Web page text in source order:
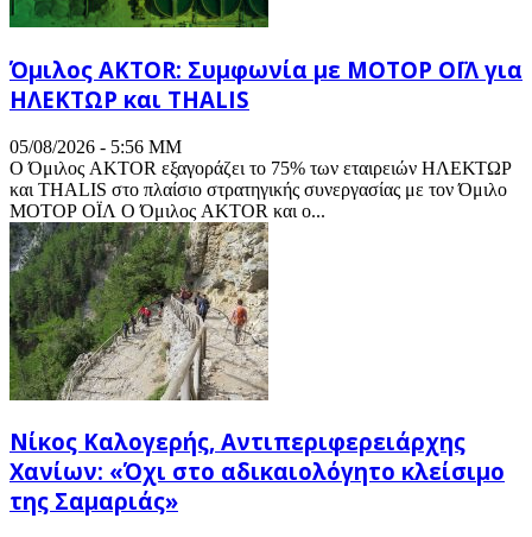
Όμιλος AKTOR: Συμφωνία με ΜΟΤΟΡ ΟΪΛ για
ΗΛΕΚΤΩΡ και THALIS
05/08/2026 - 5:56 ΜΜ
Ο Όμιλος AKTOR εξαγοράζει το 75% των εταιρειών ΗΛΕΚΤΩΡ
και THALIS στο πλαίσιο στρατηγικής συνεργασίας με τον Όμιλο
ΜΟΤΟΡ ΟΪΛ Ο Όμιλος AKTOR και ο...
Νίκος Καλογερής, Αντιπεριφερειάρχης
Χανίων: «Όχι στο αδικαιολόγητο κλείσιμο
της Σαμαριάς»